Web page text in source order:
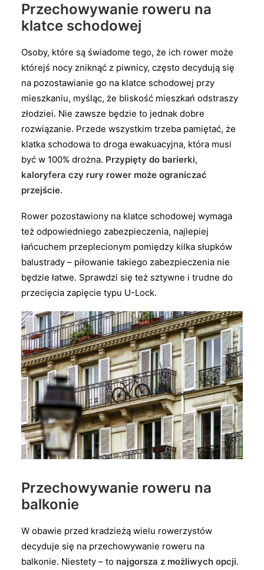
Przechowywanie roweru na
klatce schodowej
Osoby, które są świadome tego, że ich rower może
którejś nocy zniknąć z piwnicy, często decydują się
na pozostawianie go na klatce schodowej przy
mieszkaniu, myśląc, że bliskość mieszkań odstraszy
złodziei. Nie zawsze będzie to jednak dobre
rozwiązanie. Przede wszystkim trzeba pamiętać, że
klatka schodowa to droga ewakuacyjna, która musi
być w 100% drożna. Przypięty do barierki,
kaloryfera czy rury rower może ograniczać
przejście.
Rower pozostawiony na klatce schodowej wymaga
też odpowiedniego zabezpieczenia, najlepiej
łańcuchem przeplecionym pomiędzy kilka słupków
balustrady – piłowanie takiego zabezpieczenia nie
będzie łatwe. Sprawdzi się też sztywne i trudne do
przecięcia zapięcie typu U-Lock.
Przechowywanie roweru na
balkonie
W obawie przed kradzieżą wielu rowerzystów
decyduje się na przechowywanie roweru na
balkonie. Niestety – to najgorsza z możliwych opcji.